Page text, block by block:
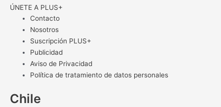
ÚNETE A PLUS+
Contacto
Nosotros
Suscripción PLUS+
Publicidad
Aviso de Privacidad
Política de tratamiento de datos personales
Chile